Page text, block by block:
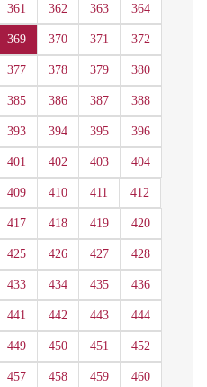
361 362 363 364
369 370 371 372
377 378 379 380
385 386 387 388
393 394 395 396
401 402 403 404
409 410 411 412
417 418 419 420
425 426 427 428
433 434 435 436
441 442 443 444
449 450 451 452
457 458 459 460